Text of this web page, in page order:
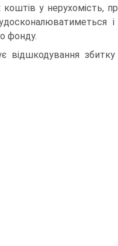
у нерухомість,
фонду.
відшкодування